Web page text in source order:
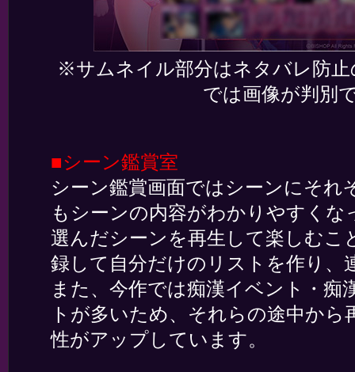
※サムネイル部分はネタバレ防
では画像が判別
■シーン鑑賞室
シーン鑑賞画面ではシーンにそ
もシーンの内容がわかりやすくな
選んだシーンを再生して楽しむこ
録して自分だけのリストを作り、
また、今作では痴漢イベント・
トが多いため、それらの途中か
性がアップしています。